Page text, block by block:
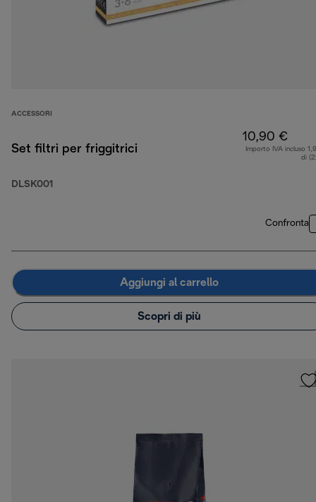
ACCESSORI
Set filtri per friggitrici
DLSK001
10,90 €
Importo IVA incluso
di
Confronta
Aggiungi al carrello
Scopri di più